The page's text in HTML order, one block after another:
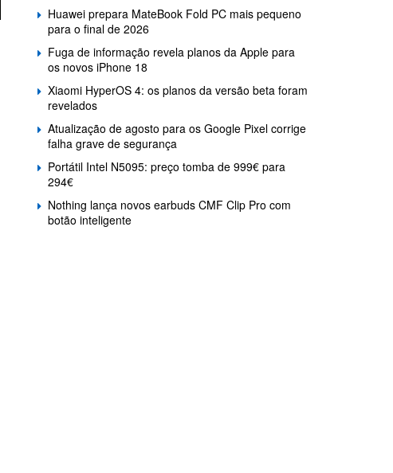
Huawei prepara MateBook Fold PC mais pequeno
para o final de 2026
Fuga de informação revela planos da Apple para
os novos iPhone 18
Xiaomi HyperOS 4: os planos da versão beta foram
revelados
Atualização de agosto para os Google Pixel corrige
falha grave de segurança
Portátil Intel N5095: preço tomba de 999€ para
294€
Nothing lança novos earbuds CMF Clip Pro com
botão inteligente